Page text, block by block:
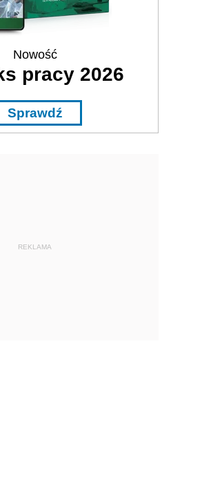
Nowość
pracy 2026
Sprawdź
REKLAMA